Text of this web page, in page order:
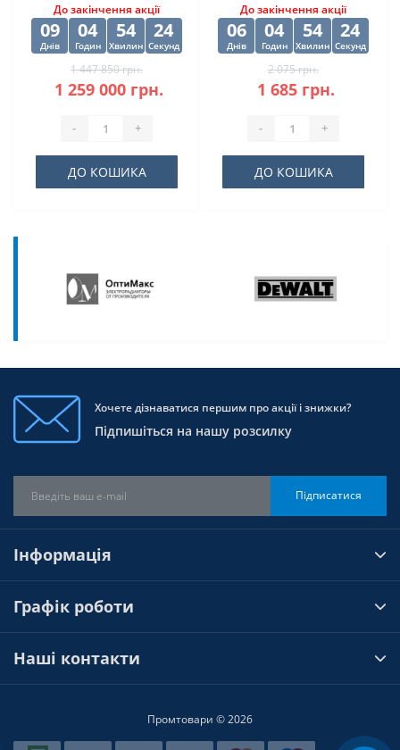
До закінчення акції
09
Днів
04
Годин
54
Хвилин
23
Секунд
1 447 850 грн.
1 259 000 грн.
- +
ДО КОШИКА
До закінчення акції
06
Днів
04
Годин
54
Хвилин
23
Секунд
2 075 грн.
1 685 грн.
- +
ДО КОШИКА
Хочете дізнаватися першим про акції і знижки?
Підпишіться на нашу розсилку
Підписатися
Інформація
Графік роботи
Наші контакти
Промтовари © 2026